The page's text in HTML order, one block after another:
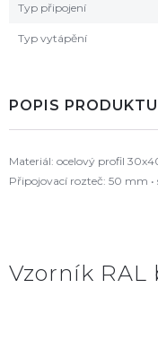
Typ připojení
Typ vytápění
POPIS PRODUKTU
Materiál: ocelový profil
Připojovací rozteč: 50 mm •
Vzorník RAL